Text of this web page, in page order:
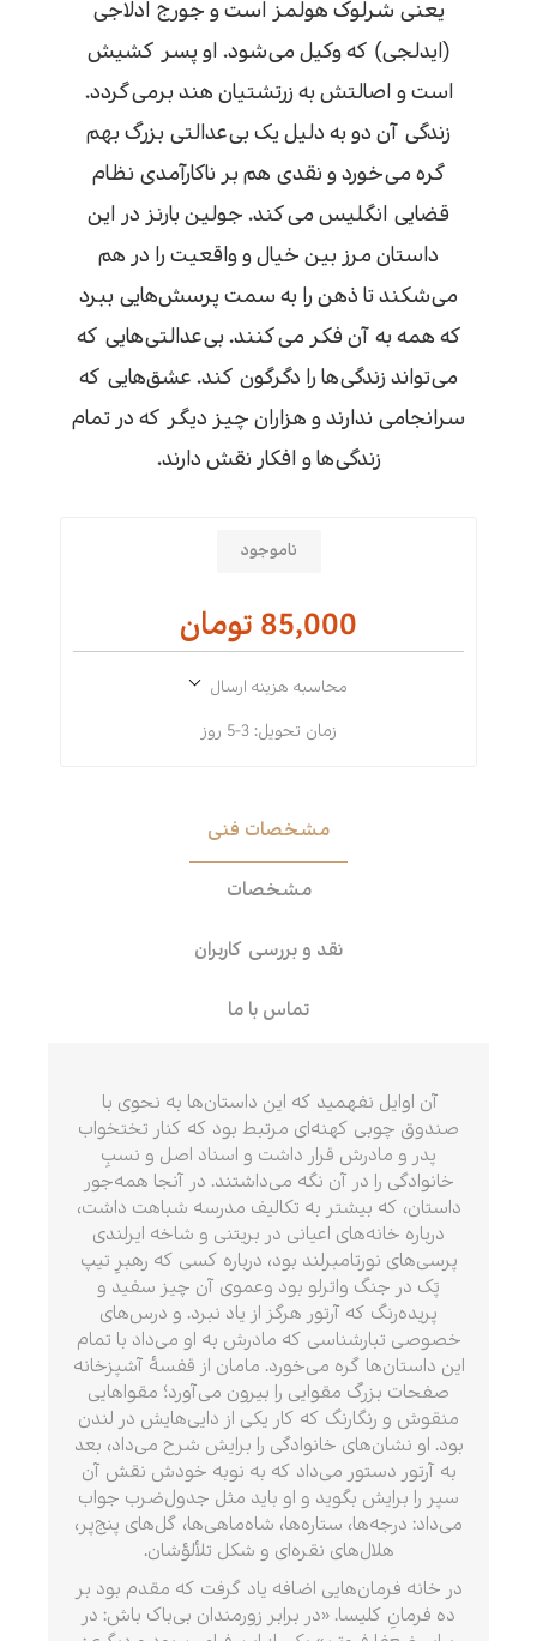
یعنی شرلوک هولمز است و جورج ادلاجی
(ایدلجی) که وکیل می‌شود. او پسر کشیش
است و اصالتش به زرتشتیان هند برمی‌گردد.
زندگی آن دو به دلیل یک بی‌عدالتی بزرگ بهم
گره می‌خورد و نقدی هم بر ناکارآمدی نظام
قضایی انگلیس می‌کند. جولین بارنز در این
داستان مرز بین خیال و واقعیت را در هم
می‌شکند تا ذهن را به سمت پرسش‌هایی ببرد
که همه به آن فکر می‌کنند. بی‌عدالتی‌هایی که
می‌تواند زندگی‌ها را دگرگون کند. عشق‌هایی که
سرانجامی ندارند و هزاران چیز دیگر که در تمام
زندگی‌ها و افکار نقش دارند.
ناموجود
85,000 تومان
محاسبه هزینه ارسال
زمان تحویل: 3-5 روز
مشخصات فنی
مشخصات
نقد و بررسی کاربران
تماس با ما
آن اوایل نفهمید که این داستان‌ها به نحوی با
صندوق چوبی کهنه‌ای مرتبط بود که کنار تختخواب
پدر و مادرش قرار داشت و اسناد اصل و نسبِ
خانوادگی را در آن نگه می‌داشتند. در آنجا همه‌جور
داستان، که بیشتر به تکالیف مدرسه شباهت داشت،
درباره خانه‌های اعیانی در بریتنی و شاخه ایرلندی
پرسی‌های نورتامبرلند بود، درباره کسی که رهبرِ تیپ
پَک در جنگ واترلو بود وعموی آن چیز سفید و
پریده‌رنگ که آرتور هرگز از یاد نبرد. و درس‌های
خصوصی تبارشناسی که مادرش به او می‌داد با تمام
این داستان‌ها گره می‌خورد. مامان از قفسهٔ آشپزخانه
صفحات بزرگ مقوایی را بیرون می‌آورد؛ مقواهایی
منقوش و رنگارنگ که کار یکی از دایی‌هایش در لندن
بود. او نشان‌های خانوادگی را برایش شرح می‌داد، بعد
به آرتور دستور می‌داد که به نوبه خودش نقش آن
سپر را برایش بگوید و او باید مثل جدول‌ضرب جواب
می‌داد: درجه‌ها، ستاره‌ها، شاه‌ماهی‌ها، گل‌های پنج‌پر،
هلال‌های نقره‌ای و شکل تلألؤشان.
در خانه فرمان‌هایی اضافه یاد گرفت که مقدم بود بر
ده فرمانِ کلیسا. «در برابر زورمندان بی‌باک باش: در